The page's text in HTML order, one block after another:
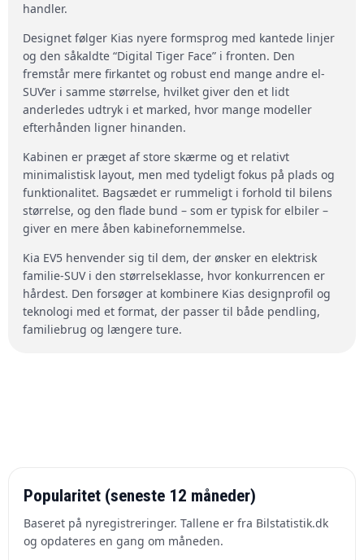
handler.
Designet følger Kias nyere formsprog med kantede linjer
og den såkaldte “Digital Tiger Face” i fronten. Den
fremstår mere firkantet og robust end mange andre el-
SUV’er i samme størrelse, hvilket giver den et lidt
anderledes udtryk i et marked, hvor mange modeller
efterhånden ligner hinanden.
Kabinen er præget af store skærme og et relativt
minimalistisk layout, men med tydeligt fokus på plads og
funktionalitet. Bagsædet er rummeligt i forhold til bilens
størrelse, og den flade bund – som er typisk for elbiler –
giver en mere åben kabinefornemmelse.
Kia EV5 henvender sig til dem, der ønsker en elektrisk
familie-SUV i den størrelseklasse, hvor konkurrencen er
hårdest. Den forsøger at kombinere Kias designprofil og
teknologi med et format, der passer til både pendling,
familiebrug og længere ture.
Popularitet (seneste 12 måneder)
Baseret på nyregistreringer. Tallene er fra Bilstatistik.dk
og opdateres en gang om måneden.